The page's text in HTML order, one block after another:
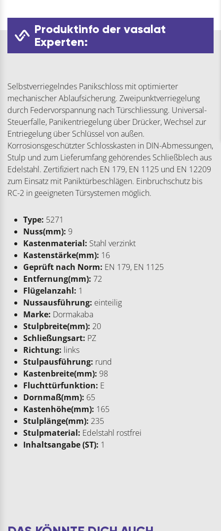
Produktinfo der vasalat
Experten:
Selbstverriegelndes Panikschloss mit optimierter
mechanischer Ablaufsicherung. Zweipunktverriegelung
durch Federvorspannung nach Türschliessung. Universal-
Steuerfalle, Panikentriegelung über Drücker, Wechsel zur
Entriegelung über Schlüssel von außen.
Korrosionsgeschützter Schlosskasten in DIN-Abmessungen,
Stulp und zum Lieferumfang gehörendes Schließblech aus
Edelstahl. Zertifiziert nach EN 179, EN 1125 und EN 12209
zum Einsatz mit Paniktürbeschlägen. Einbruchschutz bis
RC-2 in geeigneten Türsystemen möglich.
Type: 5271
Nuss(mm): 9
Kastenmaterial: Stahl verzinkt
Kastenstärke(mm): 16
Geprüft nach Norm: EN 179, EN 1125
Entfernung(mm): 72
Flügelanzahl: 1
Nussausführung: einteilig
Marke: Dormakaba
Stulpbreite(mm): 20
Schließungsart: PZ
Richtung: links
Stulpausführung: rund
Kastenbreite(mm): 98
Fluchttürfunktion: E
Dornmaß(mm): 65
Kastenhöhe(mm): 165
Stulplänge(mm): 235
Stulpmaterial: Edelstahl rostfrei
Inhaltsangabe (ST): 1